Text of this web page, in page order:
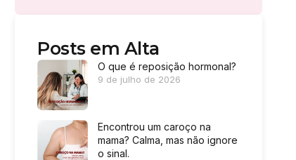
Posts em Alta
O que é reposição hormonal?
9 de julho de 2026
Encontrou um caroço na
mama? Calma, mas não ignore
o sinal.